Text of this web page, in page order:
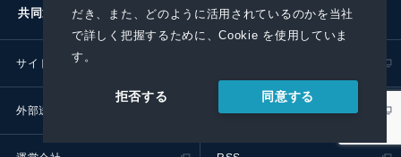
だき、また、どのように活用されているのかを当社
で詳しく把握するために、Cookie を使用していま
す。
拒否する 同意する
共同通信社グループ
サイトポリシー
外部送信ポリシー プレスリリース取扱基準